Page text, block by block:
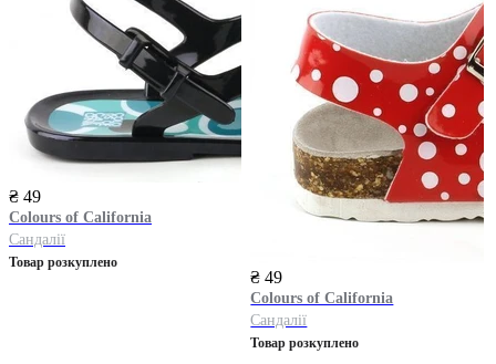
₴ 49
Colours of California
Сандалії
Товар розкуплено
₴ 49
Colours of California
Сандалії
Товар розкуплено